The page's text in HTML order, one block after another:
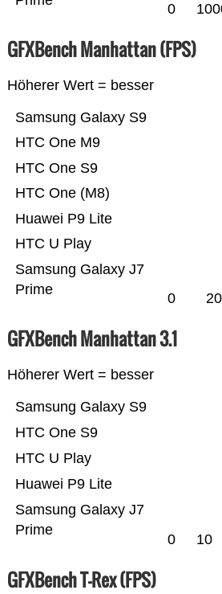
0
GFXBench Manhattan (FPS)
Höherer Wert = besser
Samsung Galaxy J7
Prime
HTC U Play
Huawei P9 Lite
HTC One (M8)
HTC One S9
HTC One M9
Samsung Galaxy S9
0 20
GFXBench Manhattan 3.1
Höherer Wert = besser
Samsung Galaxy J7
Prime
Huawei P9 Lite
HTC U Play
HTC One S9
Samsung Galaxy S9
0 10
GFXBench T-Rex (FPS)